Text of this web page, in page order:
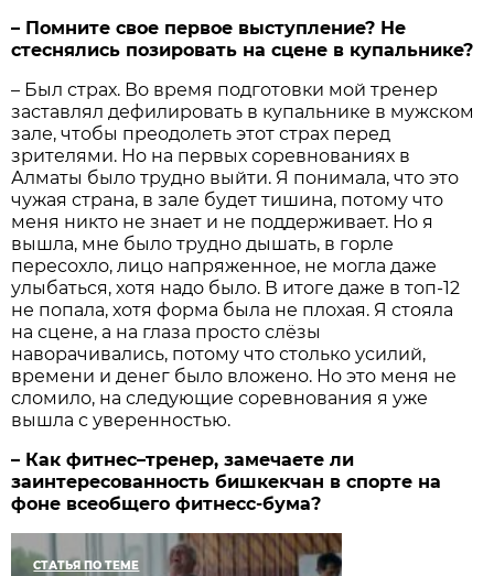
– Помните свое первое выступление? Не
стеснялись позировать на сцене в купальнике?
– Был страх. Во время подготовки мой тренер
заставлял дефилировать в купальнике в мужском
зале, чтобы преодолеть этот страх перед
зрителями. Но на первых соревнованиях в
Алматы было трудно выйти. Я понимала, что это
чужая страна, в зале будет тишина, потому что
меня никто не знает и не поддерживает. Но я
вышла, мне было трудно дышать, в горле
пересохло, лицо напряженное, не могла даже
улыбаться, хотя надо было. В итоге даже в топ-12
не попала, хотя форма была не плохая. Я стояла
на сцене, а на глаза просто слёзы
наворачивались, потому что столько усилий,
времени и денег было вложено. Но это меня не
сломило, на следующие соревнования я уже
вышла с уверенностью.
– Как фитнес–тренер, замечаете ли
заинтересованность бишкекчан в спорте на
фоне всеобщего фитнесс-бума?
СТАТЬЯ ПО ТЕМЕ